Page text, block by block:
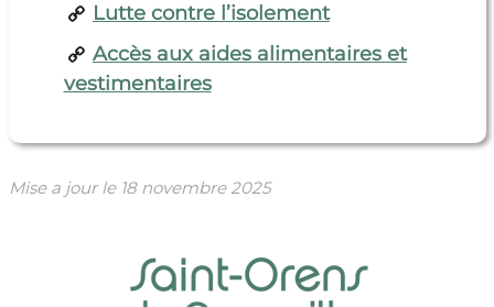
Lutte contre l’isolement
Accès aux aides alimentaires et
vestimentaires
Mise a jour le 18 novembre 2025